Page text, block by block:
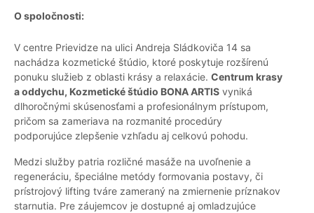
O spoločnosti:
V centre Prievidze na ulici Andreja Sládkoviča 14 sa
nachádza kozmetické štúdio, ktoré poskytuje rozšírenú
ponuku služieb z oblasti krásy a relaxácie. Centrum krasy
a oddychu, Kozmetické štúdio BONA ARTIS vyniká
dlhoročnými skúsenosťami a profesionálnym prístupom,
pričom sa zameriava na rozmanité procedúry
podporujúce zlepšenie vzhľadu aj celkovú pohodu.
Medzi služby patria rozličné masáže na uvoľnenie a
regeneráciu, špeciálne metódy formovania postavy, či
prístrojový lifting tváre zameraný na zmiernenie príznakov
starnutia. Pre záujemcov je dostupné aj omladzujúce